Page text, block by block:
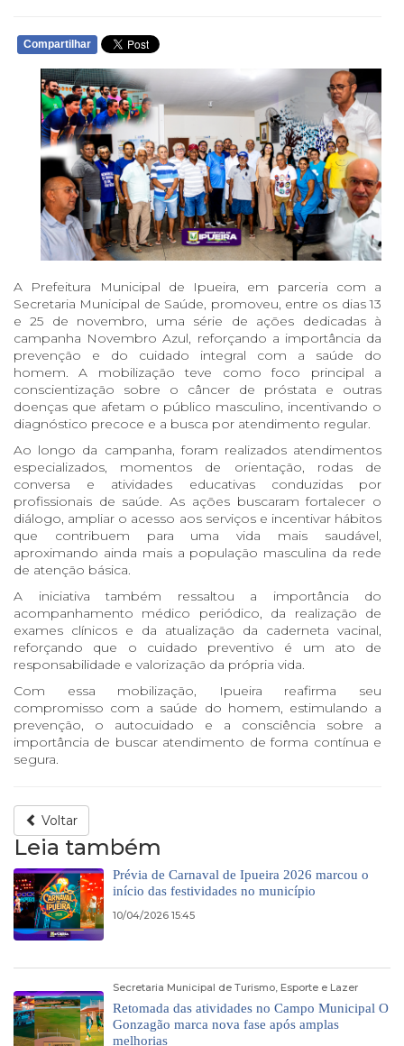
Compartilhar
A Prefeitura Municipal de Ipueira, em parceria com a
Secretaria Municipal de Saúde, promoveu, entre os dias 13
e 25 de novembro, uma série de ações dedicadas à
campanha Novembro Azul, reforçando a importância da
prevenção e do cuidado integral com a saúde do
homem. A mobilização teve como foco principal a
conscientização sobre o câncer de próstata e outras
doenças que afetam o público masculino, incentivando o
diagnóstico precoce e a busca por atendimento regular.
Ao longo da campanha, foram realizados atendimentos
especializados, momentos de orientação, rodas de
conversa e atividades educativas conduzidas por
profissionais de saúde. As ações buscaram fortalecer o
diálogo, ampliar o acesso aos serviços e incentivar hábitos
que contribuem para uma vida mais saudável,
aproximando ainda mais a população masculina da rede
de atenção básica.
A iniciativa também ressaltou a importância do
acompanhamento médico periódico, da realização de
exames clínicos e da atualização da caderneta vacinal,
reforçando que o cuidado preventivo é um ato de
responsabilidade e valorização da própria vida.
Com essa mobilização, Ipueira reafirma seu
compromisso com a saúde do homem, estimulando a
prevenção, o autocuidado e a consciência sobre a
importância de buscar atendimento de forma contínua e
segura.
Voltar
Leia também
Prévia de Carnaval de Ipueira 2026 marcou o
início das festividades no município
10/04/2026 15:45
Secretaria Municipal de Turismo, Esporte e Lazer
Retomada das atividades no Campo Municipal O
Gonzagão marca nova fase após amplas
melhorias